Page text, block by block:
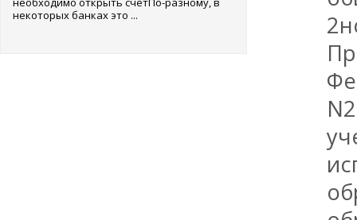
некоторых банках это ...